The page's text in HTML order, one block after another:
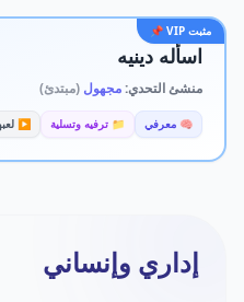
مثبت VIP 📌
اسأله دينيه
منشئ التحدي:مجهول (مبتدئ)
🧠 معرفي 📁 ترفيه وتسلية ▶️ لعبها
إداري وإنساني